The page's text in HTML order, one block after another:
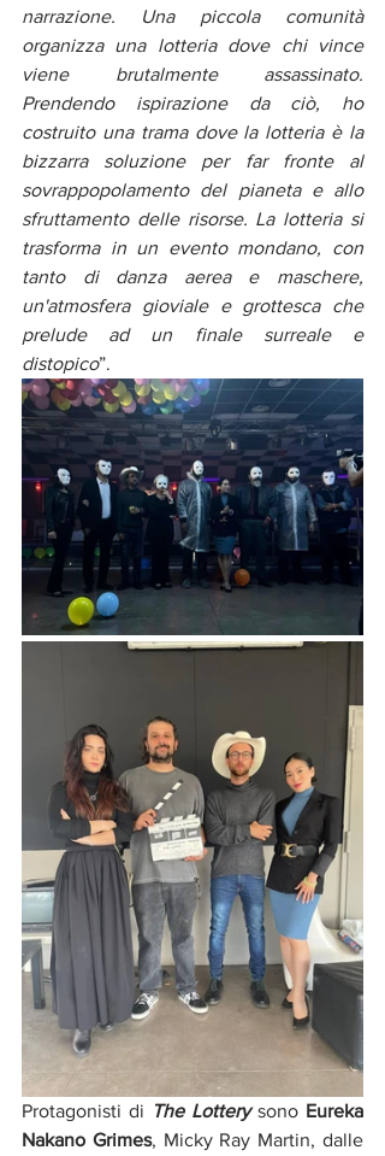
narrazione. Una piccola comunità
organizza una lotteria dove chi vince
viene brutalmente assassinato.
Prendendo ispirazione da ciò, ho
costruito una trama dove la lotteria è la
bizzarra soluzione per far fronte al
sovrappopolamento del pianeta e allo
sfruttamento delle risorse. La lotteria si
trasforma in un evento mondano, con
tanto di danza aerea e maschere,
un'atmosfera gioviale e grottesca che
prelude ad un finale surreale e
distopico”.
Protagonisti di The Lottery sono Eureka
Nakano Grimes, Micky Ray Martin, dalle